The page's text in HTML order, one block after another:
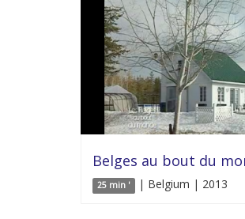
Belges au bout du
25 min ' | Belgium | 2013